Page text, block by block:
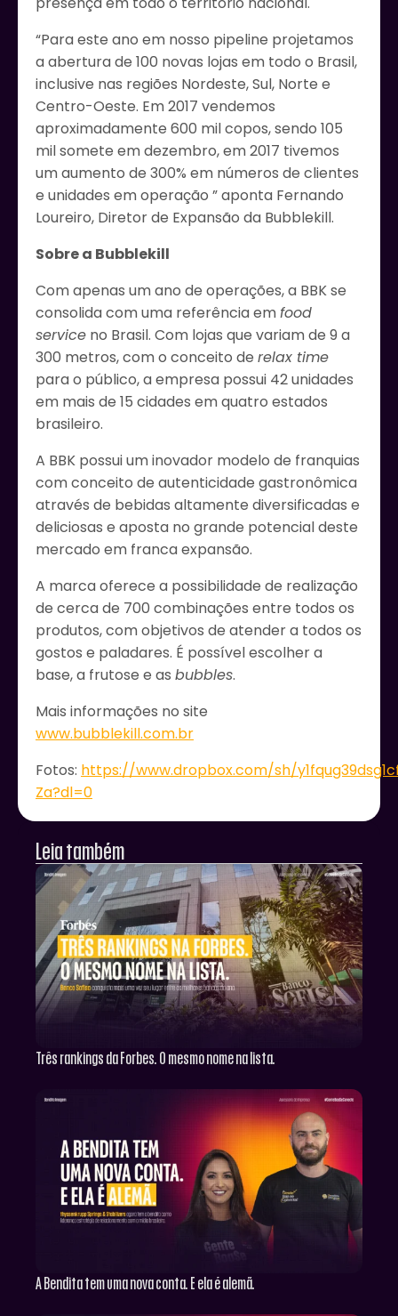
“Para este ano em nosso pipeline projetamos
a abertura de 100 novas lojas em todo o Brasil,
inclusive nas regiões Nordeste, Sul, Norte e
Centro-Oeste. Em 2017 vendemos
aproximadamente 600 mil copos, sendo 105
mil somete em dezembro, em 2017 tivemos
um aumento de 300% em números de clientes
e unidades em operação ” aponta Fernando
Loureiro, Diretor de Expansão da Bubblekill.
Sobre a Bubblekill
Com apenas um ano de operações, a BBK se
consolida com uma referência emfood
service no Brasil. Com lojas que variam de 9 a
300 metros, com o conceito de relax time
para o público, a empresa possui 42 unidades
em mais de 15 cidades em quatro estados
brasileiro.
A BBK possui um inovador modelo de franquias
com conceito de autenticidade gastronômica
através de bebidas altamente diversificadas e
deliciosas e aposta no grande potencial deste
mercado em franca expansão.
A marca oferece a possibilidade de realização
de cerca de 700 combinações entre todos os
produtos, com objetivos de atender a todos os
gostos e paladares. É possível escolher a
base, a frutose e as bubbles.
Mais informações no site
www.bubblekill.com.br
Fotos: https://www.dropbox.com/sh/
Za?dl=0
Leia também
Três rankings da Forbes. O mesmo nome na lista.
A Bendita tem uma nova conta. E ela é alemã.